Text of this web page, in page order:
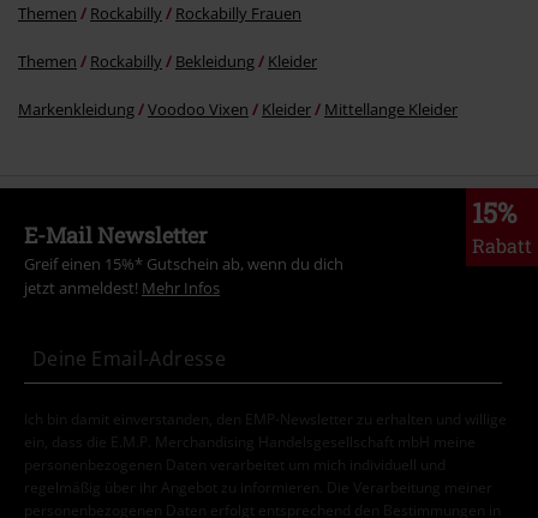
Themen Rockabilly Rockabilly Frauen
Themen Rockabilly Bekleidung Kleider
Markenkleidung Voodoo Vixen Kleider Mittellange Kleider
15%
Rabatt
E-Mail Newsletter
Greif einen 15%* Gutschein ab, wenn du dich
jetzt anmeldest! Mehr Infos
Ich bin damit einverstanden, den EMP-Newsletter zu erhalten und willige
ein, dass die E.M.P. Merchandising Handelsgesellschaft mbH meine
personenbezogenen Daten verarbeitet um mich individuell und
regelmäßig über ihr Angebot zu informieren. Die Verarbeitung meiner
personenbezogenen Daten erfolgt entsprechend den Bestimmungen in